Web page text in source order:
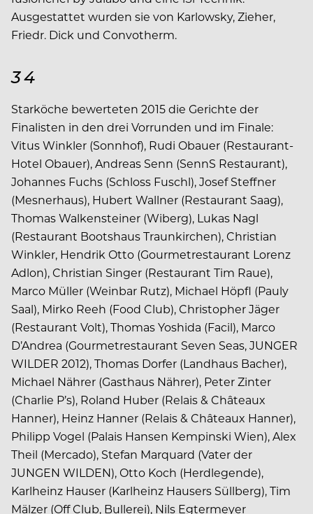
Ausgestattet wurden sie von Karlowsky, Zieher,
Friedr. Dick und Convotherm.
34
Starköche bewerteten 2015 die Gerichte der
Finalisten in den drei Vorrunden und im Finale:
Vitus Winkler (Sonnhof), Rudi Obauer (Restaurant-
Hotel Obauer), Andreas Senn (SennS Restaurant),
Johannes Fuchs (Schloss Fuschl), Josef Steffner
(Mesnerhaus), Hubert Wallner (Restaurant Saag),
Thomas Walkensteiner (Wiberg), Lukas Nagl
(Restaurant Bootshaus Traunkirchen), Christian
Winkler, Hendrik Otto (Gourmetrestaurant Lorenz
Adlon), Christian Singer (Restaurant Tim Raue),
Marco Müller (Weinbar Rutz), Michael Höpfl (Pauly
Saal), Mirko Reeh (Food Club), Christopher Jäger
(Restaurant Volt), Thomas Yoshida (Facil), Marco
D’Andrea (Gourmetrestaurant Seven Seas, JUNGER
WILDER 2012), Thomas Dorfer (Landhaus Bacher),
Michael Nährer (Gasthaus Nährer), Peter Zinter
(Charlie P’s), Roland Huber (Relais & Châteaux
Hanner), Heinz Hanner (Relais & Châteaux Hanner),
Philipp Vogel (Palais Hansen Kempinski Wien), Alex
Theil (Mercado), Stefan Marquard (Vater der
JUNGEN WILDEN), Otto Koch (Herdlegende),
Karlheinz Hauser (Karlheinz Hausers Süllberg), Tim
Mälzer (Off Club, Bullerei), Nils Egtermeyer